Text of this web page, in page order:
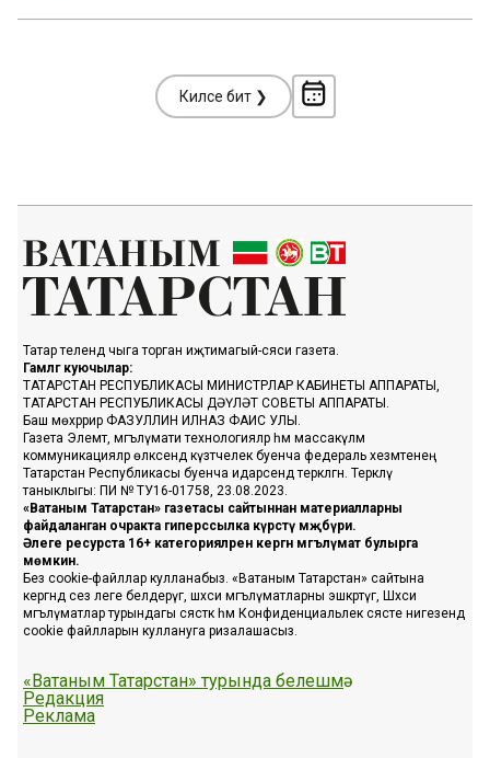
Киләсе бит ❯
Татар телендә чыга торган иҗтимагый-сәяси газета.
Гамәлгә куючылар:
ТАТАРСТАН РЕСПУБЛИКАСЫ МИНИСТРЛАР КАБИНЕТЫ АППАРАТЫ,
ТАТАРСТАН РЕСПУБЛИКАСЫ ДӘҮЛӘТ СОВЕТЫ АППАРАТЫ.
Баш мөхәррир ФАЗУЛЛИН ИЛНАЗ ФАИС УЛЫ.
Газета Элемтә, мәгълүмати технологияләр һәм массакүләм
коммуникацияләр өлкәсендә күзәтчелек буенча федераль хезмәтенең
Татарстан Республикасы буенча идарәсендә теркәлгән. Теркәлү
таныклыгы: ПИ № ТУ16-01758, 23.08.2023.
«Ватаным Татарстан» газетасы сайтыннан материалларны
файдаланган очракта гиперссылка күрсәтү мәҗбүри.
Әлеге ресурста 16+ категорияләренә кергән мәгълүмат булырга
мөмкин.
Без cookie-файллар кулланабыз. «Ватаным Татарстан» сайтына
кергәндә сез әлеге белдерүгә, шәхси мәгълүматларны эшкәртүгә, Шәхси
мәгълүматлар турындагы сәясәткә һәм Конфиденциальлек сәясәте нигезендә
cookie файлларын куллануга ризалашасыз.
«Ватаным Татарстан» турында белешмә
Редакция
Реклама